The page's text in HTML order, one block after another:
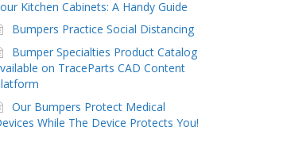
Kitchen Cabinets: A Handy Guide
Bumpers Practice Social Distancing
Bumper Specialties Product Catalog
on TraceParts CAD Content
Our Bumpers Protect Medical
While The Device Protects You!